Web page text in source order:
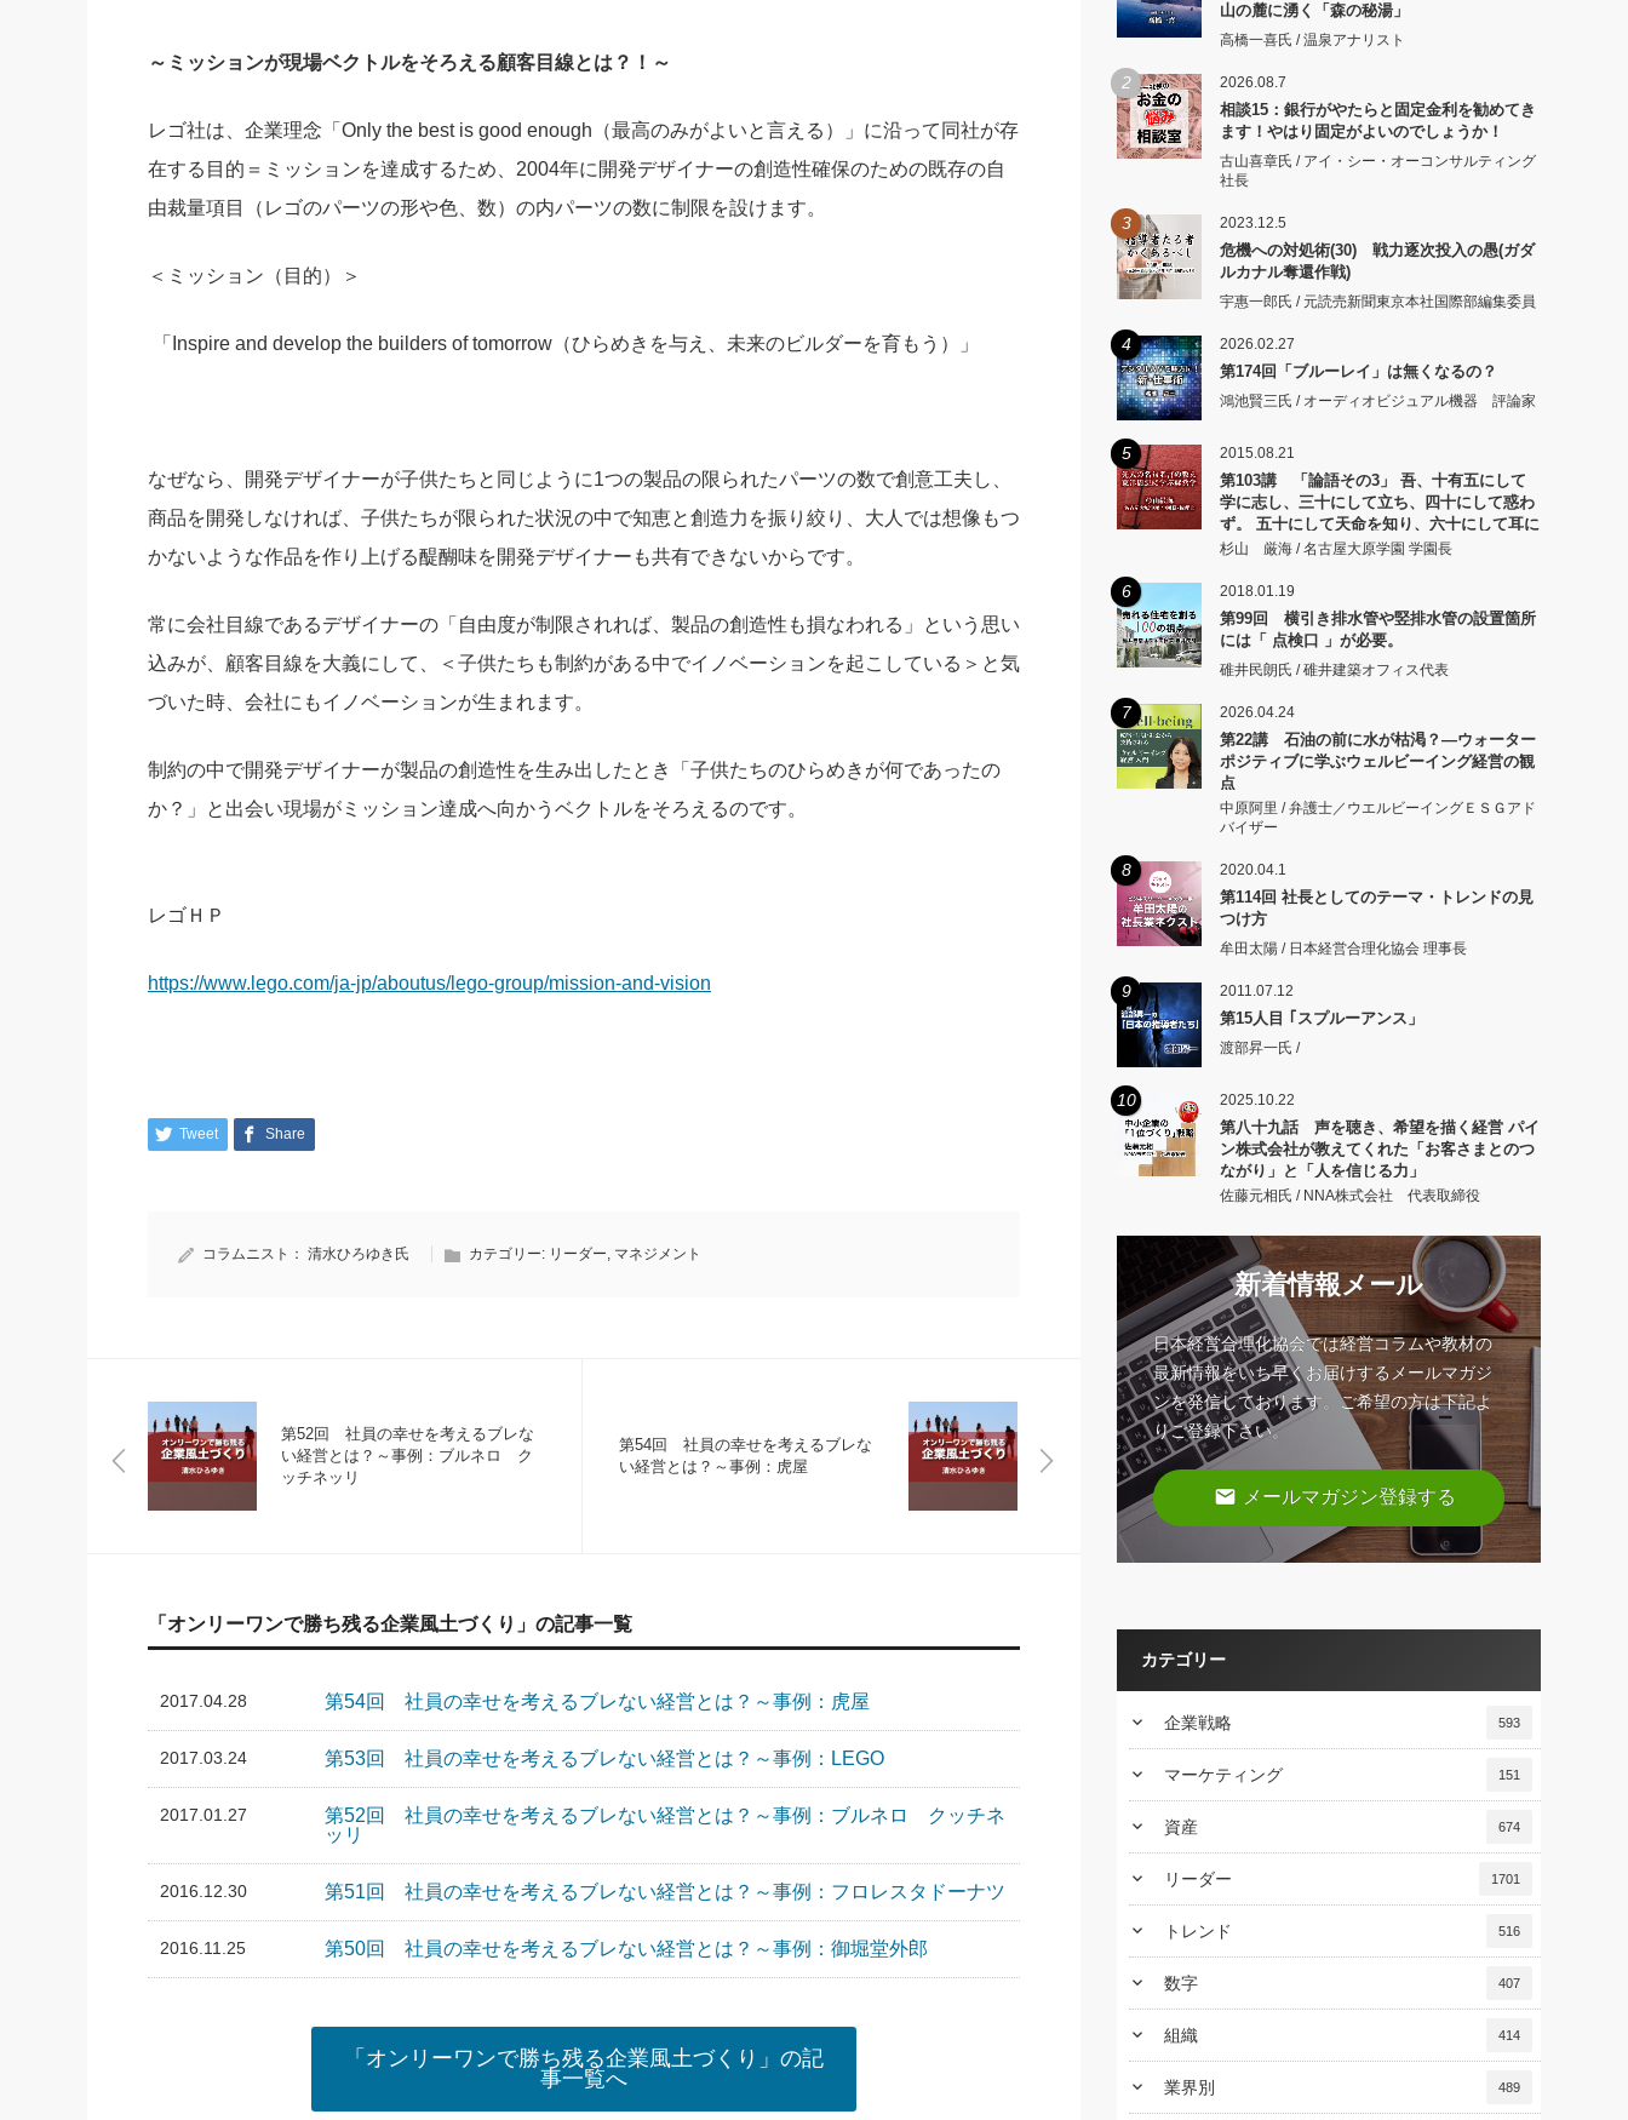
～ミッションが現場ベクトルをそろえる顧客目線とは？！～
レゴ社は、企業理念「Only the best is good enough（最高のみがよいと言える）」に沿って同社が存
在する目的＝ミッションを達成するため、2004年に開発デザイナーの創造性確保のための既存の自
由裁量項目（レゴのパーツの形や色、数）の内パーツの数に制限を設けます。
＜ミッション（目的）＞
「Inspire and develop the builders of tomorrow（ひらめきを与え、未来のビルダーを育もう）」
なぜなら、開発デザイナーが子供たちと同じように1つの製品の限られたパーツの数で創意工夫し、
商品を開発しなければ、子供たちが限られた状況の中で知恵と創造力を振り絞り、大人では想像もつ
かないような作品を作り上げる醍醐味を開発デザイナーも共有できないからです。
常に会社目線であるデザイナーの「自由度が制限されれば、製品の創造性も損なわれる」という思い
込みが、顧客目線を大義にして、＜子供たちも制約がある中でイノベーションを起こしている＞と気
づいた時、会社にもイノベーションが生まれます。
制約の中で開発デザイナーが製品の創造性を生み出したとき「子供たちのひらめきが何であったの
か？」と出会い現場がミッション達成へ向かうベクトルをそろえるのです。
レゴＨＰ
https://www.lego.com/ja-jp/aboutus/lego-group/mission-and-vision
Tweet Share
コラムニスト： 清水ひろゆき氏 カテゴリー: リーダー, マネジメント
第52回 社員の幸せを考えるブレな
い経営とは？～事例：ブルネロ ク
ッチネッリ
第54回 社員の幸せを考えるブレな
い経営とは？～事例：虎屋
「オンリーワンで勝ち残る企業風土づくり」の記事一覧
2017.04.28 第54回 社員の幸せを考えるブレない経営とは？～事例：虎屋
2017.03.24 第53回 社員の幸せを考えるブレない経営とは？～事例：LEGO
2017.01.27
第52回 社員の幸せを考えるブレない経営とは？～事例：ブルネロ クッチネ
ッリ
2016.12.30 第51回 社員の幸せを考えるブレない経営とは？～事例：フロレスタドーナツ
2016.11.25 第50回 社員の幸せを考えるブレない経営とは？～事例：御堀堂外郎
「オンリーワンで勝ち残る企業風土づくり」の記
事一覧へ
山の麓に湧く「森の秘湯」
高橋一喜氏 / 温泉アナリスト
2 2026.08.7
相談15：銀行がやたらと固定金利を勧めてき
ます！やはり固定がよいのでしょうか！
古山喜章氏 / アイ・シー・オーコンサルティング
社長
3 2023.12.5
危機への対処術(30) 戦力逐次投入の愚(ガダ
ルカナル奪還作戦)
宇惠一郎氏 / 元読売新聞東京本社国際部編集委員
4 2026.02.27
第174回「ブルーレイ」は無くなるの？
鴻池賢三氏 / オーディオビジュアル機器 評論家
5 2015.08.21
第103講 「論語その3」 吾、十有五にして
学に志し、三十にして立ち、四十にして惑わ
ず。 五十にして天命を知り、六十にして耳に
従い、 七十にして心の欲するところに従いて
杉山 厳海 / 名古屋大原学園 学園長
6 2018.01.19
第99回 横引き排水管や竪排水管の設置箇所
には「 点検口 」が必要。
碓井民朗氏 / 碓井建築オフィス代表
7 2026.04.24
第22講 石油の前に水が枯渇？―ウォーター
ポジティブに学ぶウェルビーイング経営の観
点
中原阿里 / 弁護士／ウエルビーイングＥＳＧアド
バイザー
8 2020.04.1
第114回 社長としてのテーマ・トレンドの見
つけ方
牟田太陽 / 日本経営合理化協会 理事長
9 2011.07.12
第15人目 ｢スプルーアンス」
渡部昇一氏 /
10 2025.10.22
第八十九話 声を聴き、希望を描く経営 パイ
ン株式会社が教えてくれた「お客さまとのつ
ながり」と「人を信じる力」
佐藤元相氏 / NNA株式会社 代表取締役
新着情報メール
日本経営合理化協会では経営コラムや教材の
最新情報をいち早くお届けするメールマガジ
ンを発信しております。ご希望の方は下記よ
りご登録下さい。
email メールマガジン登録する
カテゴリー
keyboard_arrow_down 企業戦略 593
keyboard_arrow_down マーケティング 151
keyboard_arrow_down 資産 674
keyboard_arrow_down リーダー 1701
keyboard_arrow_down トレンド 516
keyboard_arrow_down 数字 407
keyboard_arrow_down 組織 414
keyboard_arrow_down 業界別 489